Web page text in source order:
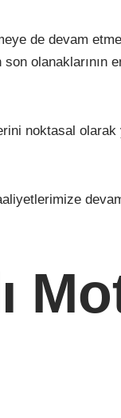
de devam
olanaklarının
noktasal olarak